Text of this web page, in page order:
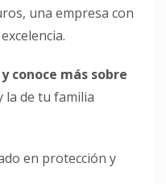
una empresa con
conoce más sobre
la de tu familia
en protección y